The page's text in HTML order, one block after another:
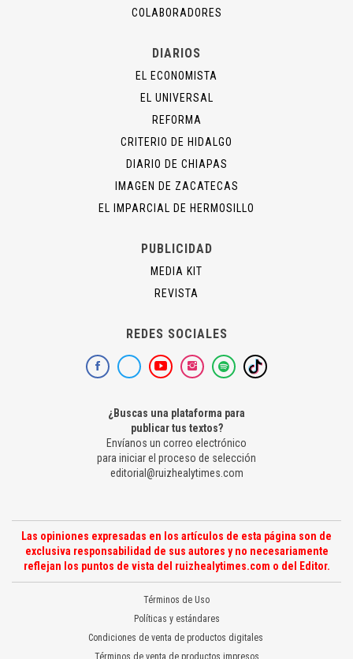
COLABORADORES
DIARIOS
EL ECONOMISTA
EL UNIVERSAL
REFORMA
CRITERIO DE HIDALGO
DIARIO DE CHIAPAS
IMAGEN DE ZACATECAS
EL IMPARCIAL DE HERMOSILLO
PUBLICIDAD
MEDIA KIT
REVISTA
REDES SOCIALES
¿Buscas una plataforma para
publicar tus textos?
Envíanos un correo electrónico
para iniciar el proceso de selección
editorial@ruizhealytimes.com
Las opiniones expresadas en los artículos de esta página son de
exclusiva responsabilidad de sus autores y no necesariamente
reflejan los puntos de vista del ruizhealytimes.com o del Editor.
Términos de Uso
Políticas y estándares
Condiciones de venta de productos digitales
Términos de venta de productos impresos